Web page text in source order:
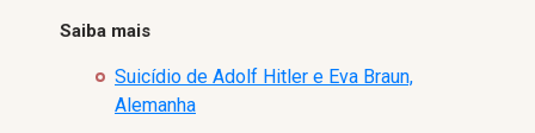
Saiba mais
Suicídio de Adolf Hitler e Eva Braun,
Alemanha